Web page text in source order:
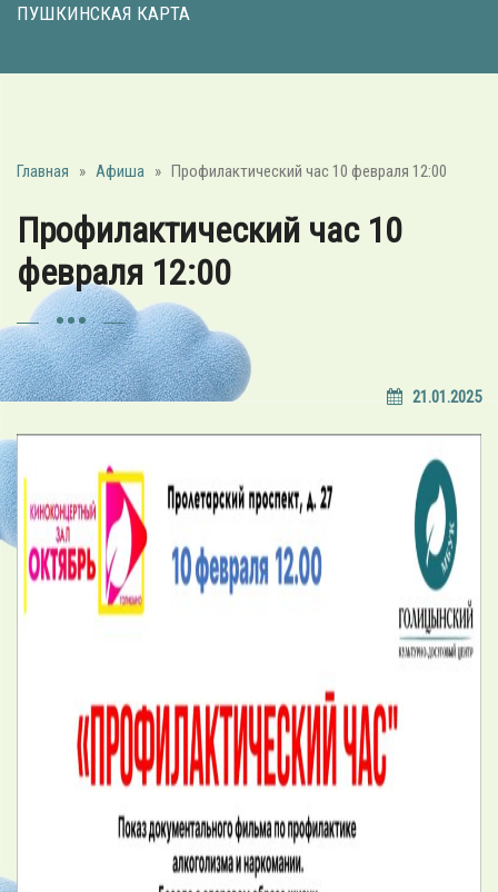
ПУШКИНСКАЯ КАРТА
Главная » Афиша » Профилактический час 10 февраля 12:00
Профилактический час 10
февраля 12:00
21.01.2025